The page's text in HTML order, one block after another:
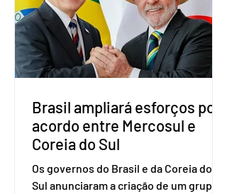
do partido, Eduardo Ribeiro, e do
senador Eduardo Girão, filiado ao Novo
desde fevereiro de 2023. Formado em
administração de empresas pela
Fundaç
Brasil ampliará esforços por
acordo entre Mercosul e
Coreia do Sul
Os governos do Brasil e da Coreia do
Sul anunciaram a criação de um grupo